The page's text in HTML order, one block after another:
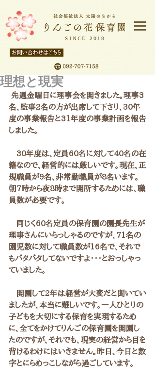
理想と現実
名、監事2名の方が出席して下さり、30年
度の事業報告と31年度の事業計画を報告
しました。
30年度は、定員60名に対して40名の在
籍なので、経営的には厳しいです。現在、正
規職員が9名、非常勤職員が8名います。
朝7時から夜8時まで開所するためには、職
員数が必要です。
同じく60名定員の保育園の園長先生が
理事さんにいらっしゃるのですが、71名の
園児数に対して職員数が16名で、それで
もバタバタしてないですよ・・・とおっしゃっ
ていました。
開園して2年は経営が大変だと聞いてい
ましたが、本当に難しいです。一人ひとりの
子どもを大切にする保育を実現するため
に、全てをかけてりんごの保育園を開園し
たのですが、それでも、現実の経営から目を
背けるわけにはいきません。昨日、今日と数
字とにらめっこしながら過ごしています。